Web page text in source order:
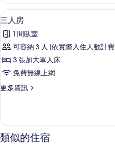
有
相
片
海
景
詳
情
顯
示
三
人
房
所
相
片
3
三人房
1 間臥室
可容納 3 人 (依實際入住人數計
3 張加大單人床
免費無線上網
更多資訊
更
房
的
詳
類似的住宿